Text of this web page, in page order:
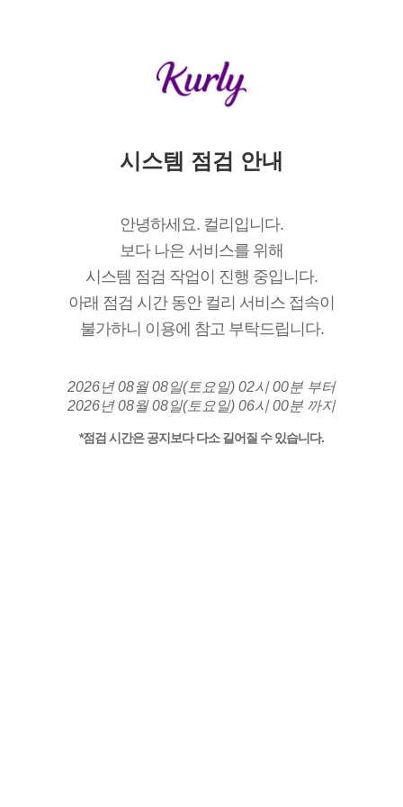
시스템 점검 안내
안녕하세요. 컬리입니다.
보다 나은 서비스를 위해
시스템 점검 작업이 진행 중입니다.
아래 점검 시간 동안 컬리 서비스 접속이
불가하니 이용에 참고 부탁드립니다.
2026년 08월 08일(토요일) 02시 00분 부터
2026년 08월 08일(토요일) 06시 00분 까지
*점검 시간은 공지보다 다소 길어질 수 있습니다.